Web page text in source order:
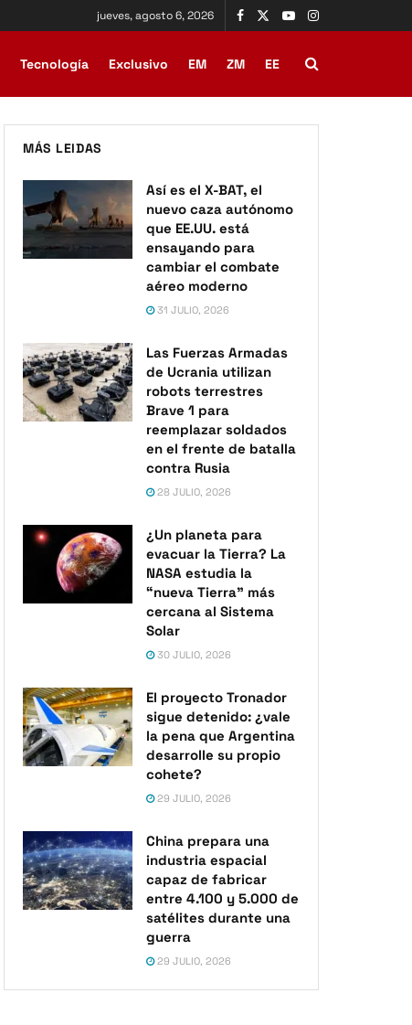
jueves, agosto 6, 2026
Tecnología Exclusivo EM ZM EE
MÁS LEIDAS
Así es el X-BAT, el
nuevo caza autónomo
que EE.UU. está
ensayando para
cambiar el combate
aéreo moderno
31 JULIO, 2026
Las Fuerzas Armadas
de Ucrania utilizan
robots terrestres
Brave 1 para
reemplazar soldados
en el frente de batalla
contra Rusia
28 JULIO, 2026
¿Un planeta para
evacuar la Tierra? La
NASA estudia la
“nueva Tierra” más
cercana al Sistema
Solar
30 JULIO, 2026
El proyecto Tronador
sigue detenido: ¿vale
la pena que Argentina
desarrolle su propio
cohete?
29 JULIO, 2026
China prepara una
industria espacial
capaz de fabricar
entre 4.100 y 5.000 de
satélites durante una
guerra
29 JULIO, 2026